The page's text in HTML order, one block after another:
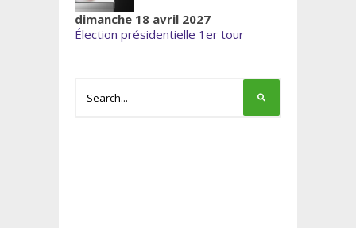
dimanche 18 avril 2027
Élection présidentielle 1er tour